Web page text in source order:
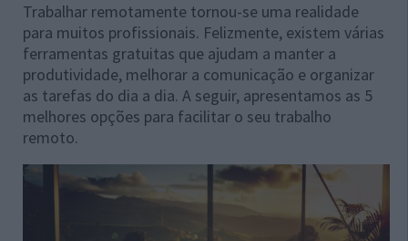
Trabalhar remotamente tornou-se uma realidade
para muitos profissionais. Felizmente, existem várias
ferramentas gratuitas que ajudam a manter a
produtividade, melhorar a comunicação e organizar
as tarefas do dia a dia. A seguir, apresentamos as 5
melhores opções para facilitar o seu trabalho
remoto.